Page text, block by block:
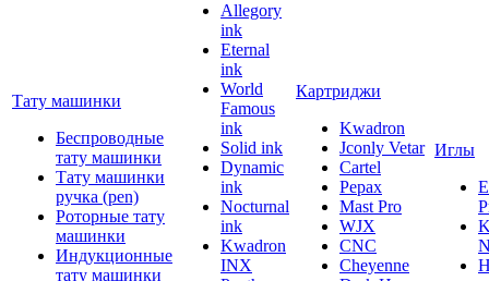
Тату машинки
Беспроводные
тату машинки
Тату машинки
ручка (pen)
Роторные тату
машинки
Индукционные
тату машинки
Allegory
ink
Eternal
ink
World
Famous
ink
Solid ink
Dynamic
ink
Nocturnal
ink
Kwadron
INX
Картриджи
Kwadron
Jconly Vetar
Cartel
Pepax
Mast Pro
WJX
CNC
Cheyenne
Иглы